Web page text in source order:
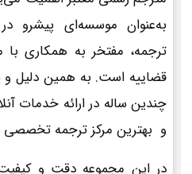
به‌عنوان موسسه‌ای
ترجمه، مفتخر به همکاری با
قضاییه است. به همین دلیل و
چندین ساله در ارائه خدمات
و بهترین مرکز ترجمه
در این مجموعه دقت و